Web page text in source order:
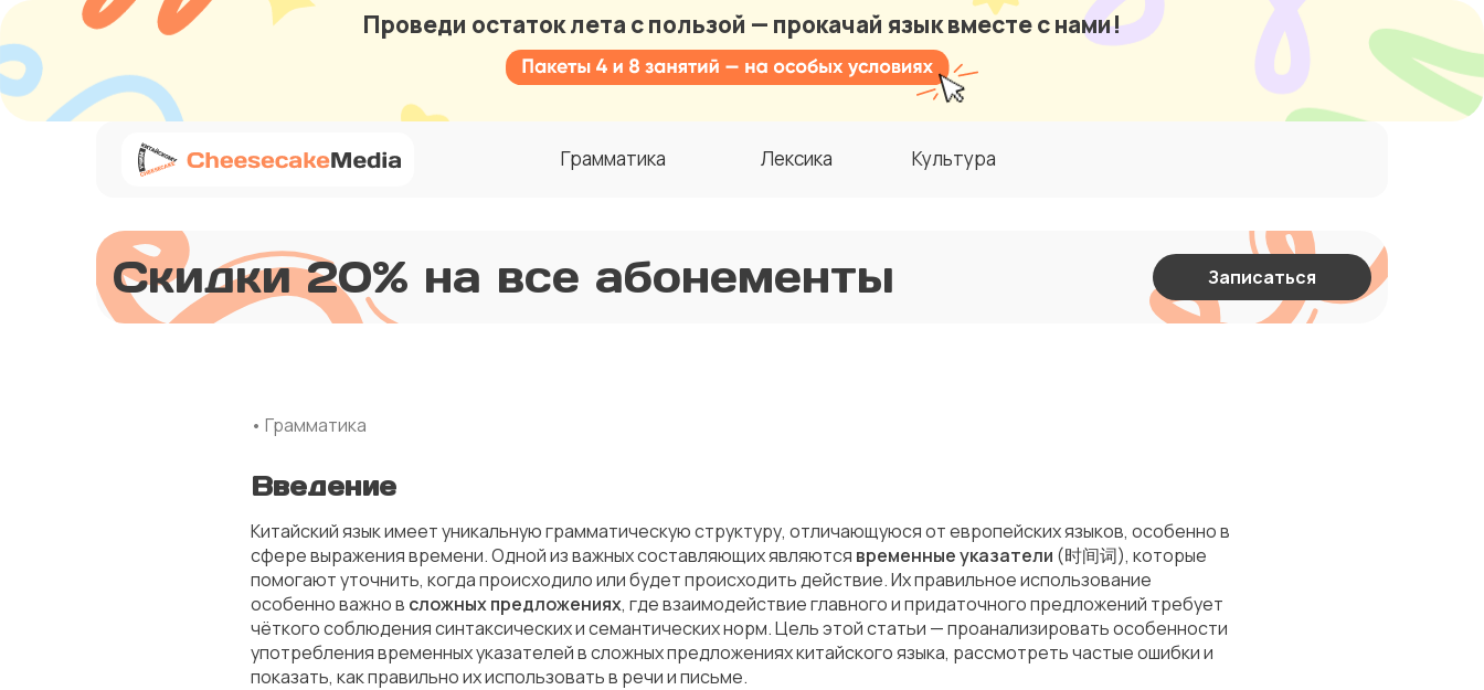
Проведи остаток лета с пользой — прокачай язык вместе с нами!
Грамматика Лексика Культура
Скидки 20% на все абонементы Записаться
• Грамматика
Введение
Китайский язык имеет уникальную грамматическую структуру, отличающуюся от европейских языков, особенно в
сфере выражения времени. Одной из важных составляющих являются временные указатели (时间词), которые
помогают уточнить, когда происходило или будет происходить действие. Их правильное использование
особенно важно в сложных предложениях, где взаимодействие главного и придаточного предложений требует
чёткого соблюдения синтаксических и семантических норм. Цель этой статьи — проанализировать особенности
употребления временных указателей в сложных предложениях китайского языка, рассмотреть частые ошибки и
показать, как правильно их использовать в речи и письме.